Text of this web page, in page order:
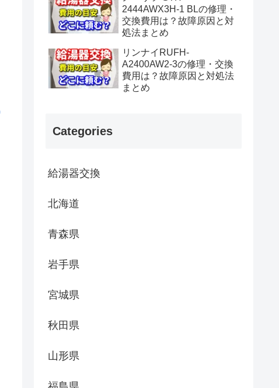
2444AWX3H-1 BLの修理・
交換費用は？故障原因と対
処法まとめ
リンナイRUFH-
A2400AW2-3の修理・交換
費用は？故障原因と対処法
まとめ
Categories
給湯器交換
北海道
青森県
岩手県
宮城県
秋田県
山形県